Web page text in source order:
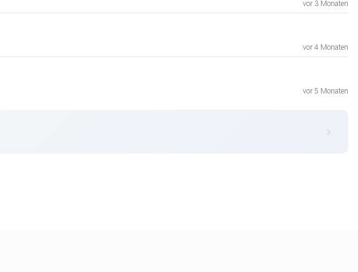
vor 3 Monaten
vor 4 Monaten
vor 5 Monaten